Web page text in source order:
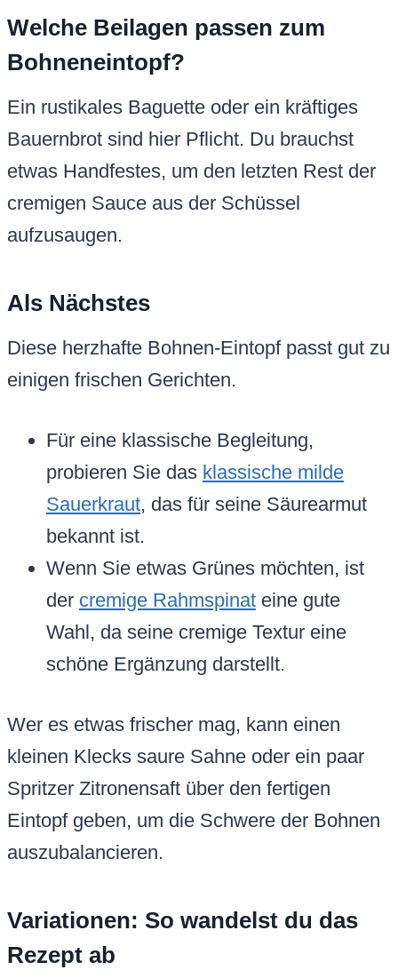
Welche Beilagen passen zum
Bohneneintopf?
Ein rustikales Baguette oder ein kräftiges
Bauernbrot sind hier Pflicht. Du brauchst
etwas Handfestes, um den letzten Rest der
cremigen Sauce aus der Schüssel
aufzusaugen.
Als Nächstes
Diese herzhafte Bohnen-Eintopf passt gut zu
einigen frischen Gerichten.
Für eine klassische Begleitung,
probieren Sie das klassische milde
Sauerkraut, das für seine Säurearmut
bekannt ist.
Wenn Sie etwas Grünes möchten, ist
der cremige Rahmspinat eine gute
Wahl, da seine cremige Textur eine
schöne Ergänzung darstellt.
Wer es etwas frischer mag, kann einen
kleinen Klecks saure Sahne oder ein paar
Spritzer Zitronensaft über den fertigen
Eintopf geben, um die Schwere der Bohnen
auszubalancieren.
Variationen: So wandelst du das
Rezept ab